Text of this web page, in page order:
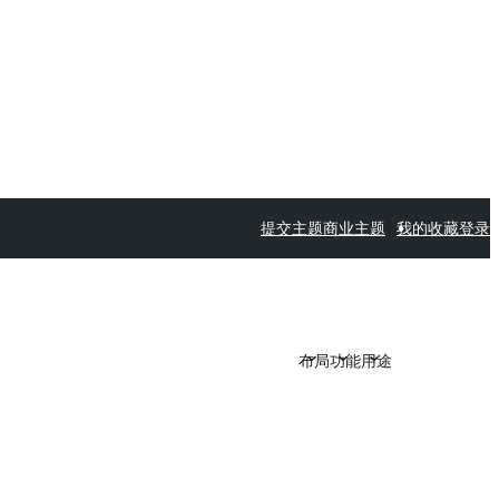
提交主题商业主题 我的收藏登录
布局功能用途